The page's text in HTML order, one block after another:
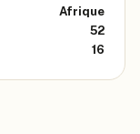
Afrique
52
16